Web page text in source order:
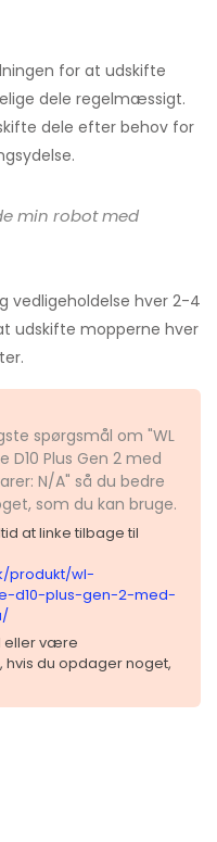
for at udskifte
dele regelmæssigt.
dele efter behov for
min robot med
vedligeholdelse hver 2-4
udskifte mopperne hver
spørgsmål om "WL
Plus Gen 2 med
N/A" så du bedre
som du kan bruge.
at linke tilbage til
produkt/wl-
d10-plus-gen-2-med-
eller være
, hvis du opdager noget,